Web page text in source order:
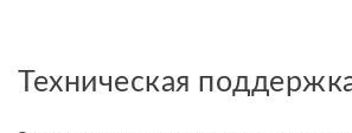
Техническая